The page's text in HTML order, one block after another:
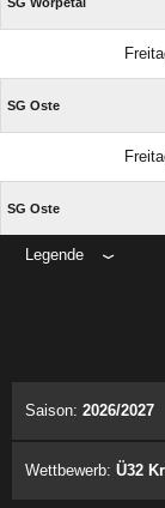
SG Wörpetal
SG Oste
SG Oste
Legende
Saison: 2026/2027
Wettbewerb: Ü32